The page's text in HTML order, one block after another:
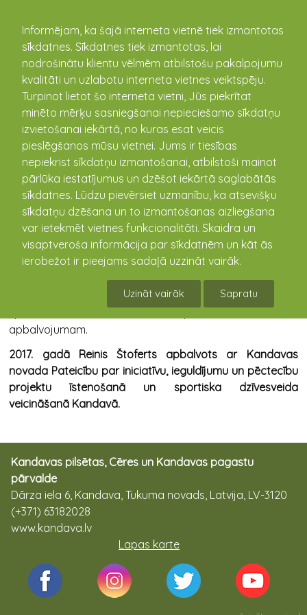
Informējam, ka šajā interneta vietnē tiek izmantotas
sīkdatnes. Sīkdatnes tiek izmantotas, lai
nodrošinātu klientu vēlmēm atbilstošu pakalpojumu
kvalitāti un uzlabotu interneta vietnes veiktspēju.
Turpinot lietot šo interneta vietni, Jūs piekrītat
minēto mērķu sasniegšanai nepieciešamo sīkdatņu
izvietošanai iekārtā, no kuras esat veicis
pieslēgšanos mūsu vietnei. Jums ir tiesības
nepiekrist sīkdatņu izmantošanai, atbilstoši mainot
pārlūka iestatījumus un dzēšot iekārtā saglabātās
sīkdatnes. Lūdzu pievērsiet uzmanību, ka atsevišķu
sīkdatņu dzēšana un to izmantošanas aizliegšana
var ietekmēt vietnes funkcionalitāti. Skaidra un
visaptveroša informācija par sīkdatnēm un kāt ās
ierobežot ir pieejams sadaļā uzzināt vairāk.
Uzināt vairāk Sapratu
kandava.lv
Reinis Štoferts
Reinis Štofertsir novada
sporta dzīves atbalstītājs,
Viņš uzņēmies divu sporta
kluba Kandava īstenoto
projektu tehnisko darbu
virsvadību, kā rezultātā
zemes gabalā “Piesaulītes”
tapuši strītbola un pludmales volejbola laukumi. Reinis
nekad nav atteicies strādāt vakaros un brīvdienās,
neskatoties uz laika apstākļiem. “Sporta laukumi vienmēr
tiek uzturēti kārtībā, teritorija regulāri apsekota, tāpēc
vēlamies uzslavēt Reini par viņa entuziasmu un atdevi
minēto sporta laukumu tapšanā”, - rakstīts Biedrības
apbalvojumam.
2017. gadā Reinis Štoferts apbalvots ar Kandavas
novada Pateicību par iniciatīvu, ieguldījumu un pēctecību
projektu īstenošanā un sportiska dzīvesveida
veicināšanā Kandavā.
Kandavas pilsētas, Cēres un Kandavas pagastu
pārvalde
Dārza iela 6, Kandava, Tukuma novads, Latvija, LV-3120
(+371) 63182028
www.kandava.lv
Lapas karte